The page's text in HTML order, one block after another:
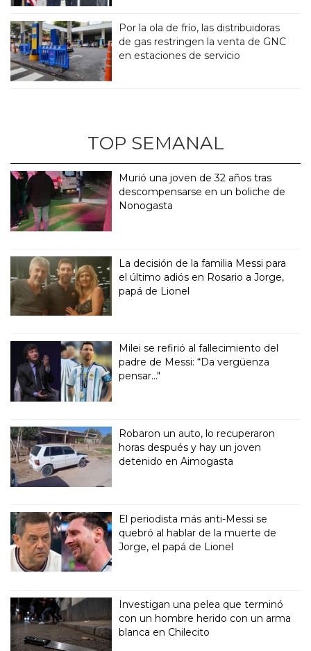
Por la ola de frío, las distribuidoras
de gas restringen la venta de GNC
en estaciones de servicio
TOP SEMANAL
Murió una joven de 32 años tras
descompensarse en un boliche de
Nonogasta
La decisión de la familia Messi para
el último adiós en Rosario a Jorge,
papá de Lionel
Milei se refirió al fallecimiento del
padre de Messi: “Da vergüenza
pensar..."
Robaron un auto, lo recuperaron
horas después y hay un joven
detenido en Aimogasta
El periodista más anti-Messi se
quebró al hablar de la muerte de
Jorge, el papá de Lionel
Investigan una pelea que terminó
con un hombre herido con un arma
blanca en Chilecito